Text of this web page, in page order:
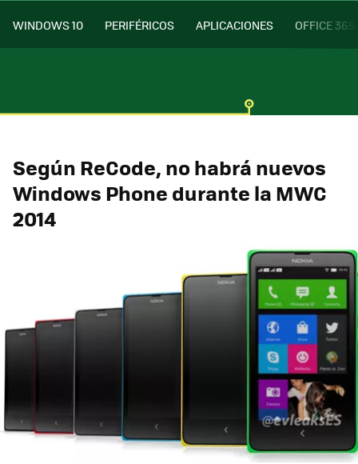
WINDOWS 10 PERIFÉRICOS APLICACIONES OFFICE 365
Según ReCode, no habrá nuevos
Windows Phone durante la MWC
2014